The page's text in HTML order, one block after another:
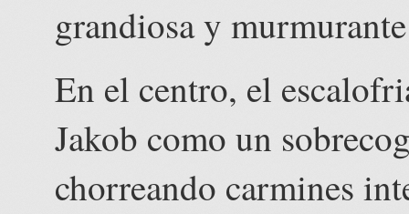
grandiosa y
En el centro, el
Jakob como un
chorreando carmines